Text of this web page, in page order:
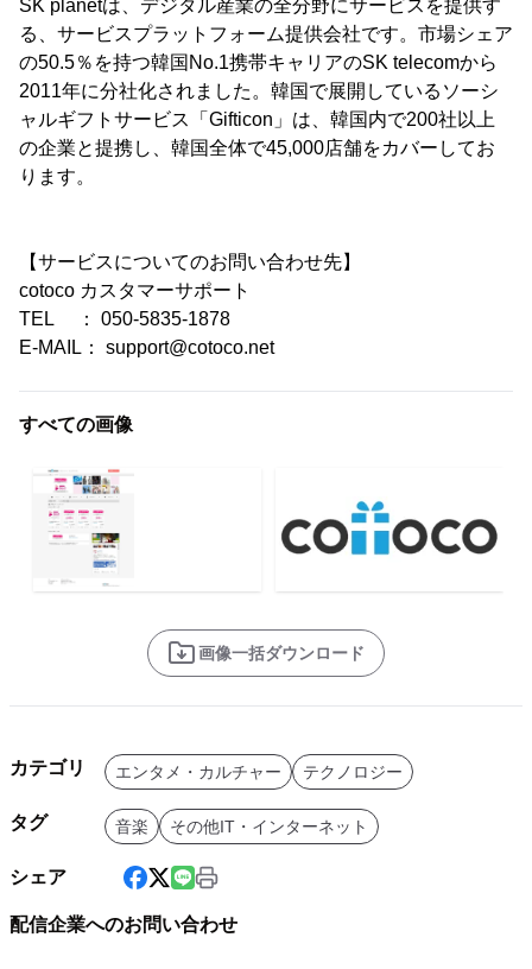
SK planetは、デジタル産業の全分野にサービスを提供す
る、サービスプラットフォーム提供会社です。市場シェア
の50.5％を持つ韓国No.1携帯キャリアのSK telecomから
2011年に分社化されました。韓国で展開しているソーシ
ャルギフトサービス「Gifticon」は、韓国内で200社以上
の企業と提携し、韓国全体で45,000店舗をカバーしてお
ります。
【サービスについてのお問い合わせ先】
cotoco カスタマーサポート
TEL ： 050-5835-1878
E-MAIL： support@cotoco.net
すべての画像
画像一括ダウンロード
カテゴリ エンタメ・カルチャー テクノロジー
タグ 音楽 その他IT・インターネット
シェア
配信企業へのお問い合わせ